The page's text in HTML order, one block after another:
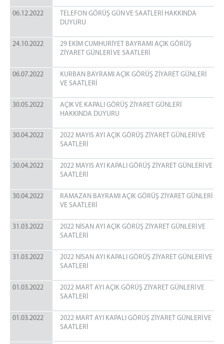
Telefonla Görüşme
Telefon Görüş Günleri
Para Yatırma
Sıkça Sorulan Sorular
5275 SAYILI KANUN
YÖNETMELİK
06.12.2022
TELEFON GÖRÜŞ GÜN VE SAATLERİ HAKKINDA
DUYURU
24.10.2022
29 EKİM CUMHURİYET BAYRAMI AÇIK GÖRÜŞ
ZİYARET GÜNLERİ VE SAATLERİ
06.07.2022
KURBAN BAYRAMI AÇIK GÖRÜŞ ZİYARET GÜNLERİ
VE SAATLERİ
30.05.2022
AÇIK VE KAPALI GÖRÜŞ ZİYARET GÜNLERİ
HAKKINDA DUYURU
30.04.2022
2022 MAYIS AYI AÇIK GÖRÜŞ ZİYARET GÜNLERİ VE
SAATLERİ
30.04.2022
2022 MAYIS AYI KAPALI GÖRÜŞ ZİYARET GÜNLERİ VE
SAATLERİ
30.04.2022
RAMAZAN BAYRAMI AÇIK GÖRÜŞ ZİYARET GÜNLERİ
VE SAATLERİ
31.03.2022
2022 NİSAN AYI AÇIK GÖRÜŞ ZİYARET GÜNLERİ VE
SAATLERİ
31.03.2022
2022 NİSAN AYI KAPALI GÖRÜŞ ZİYARET GÜNLERİ VE
SAATLERİ
01.03.2022
2022 MART AYI AÇIK GÖRÜŞ ZİYARET GÜNLERİ VE
SAATLERİ
01.03.2022
2022 MART AYI KAPALI GÖRÜŞ ZİYARET GÜNLERİ VE
SAATLERİ